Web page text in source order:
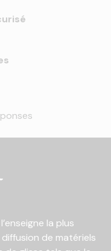
la plus
de matériels